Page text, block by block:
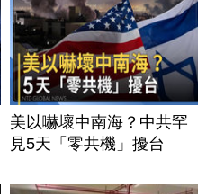
美以嚇壞中南海？中共罕
見5天「零共機」擾台